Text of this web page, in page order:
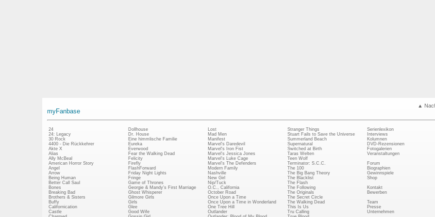
▲
myFanbase
24
24: Legacy
30 Rock
4400 - Die Rückkehrer
Akte X
Alias
Ally McBeal
American Horror Story
Angel
Arrow
Being Human
Better Call Saul
Bones
Breaking Bad
Brothers & Sisters
Buffy
Californication
Castle
Dollhouse
Dr. House
Eine himmlische Familie
Eureka
Everwood
Fear the Walking Dead
Felicity
Firefly
FlashForward
Friday Night Lights
Fringe
Game of Thrones
Georgie & Mandy's First Marriage
Ghost Whisperer
Gilmore Girls
Girls
Glee
Good Wife
Lost
Mad Men
Manifest
Marvel's Daredevil
Marvel's Iron Fist
Marvel's Jessica Jones
Marvel's Luke Cage
Marvel's The Defenders
Modern Family
Nashville
New Girl
Nip/Tuck
O.C., California
October Road
Once Upon a Time
Once Upon a Time in Wonderland
One Tree Hill
Outlander
Stranger Things
Stuart Fails to Save the Universe
Summerland Beach
Supernatural
Switched at Birth
Taras Welten
Teen Wolf
Terminator: S.C.C.
The 100
The Big Bang Theory
The Blacklist
The Flash
The Following
The Originals
The Secret Circle
The Walking Dead
This Is Us
Tru Calling
Serienlexikon
Interviews
Kolumnen
DVD-Rezensionen
Fotogalerien
Veranstaltungen
Forum
Biographien
Gewinnspiele
Shop
Kontakt
Bewerben
Team
Presse
Unternehmen